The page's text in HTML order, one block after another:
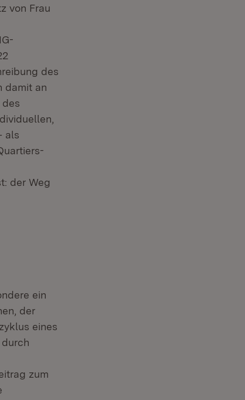
von Frau
des
damit an
als
der Weg
ein
der
eines
zum